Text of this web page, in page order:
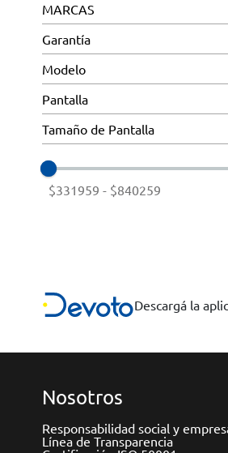
MARCAS
Garantía
Modelo
Pantalla
Tamaño de Pantalla
$331959 - $840259
Descargá la
Nosotros
Responsabilidad social y
Línea de Transparencia